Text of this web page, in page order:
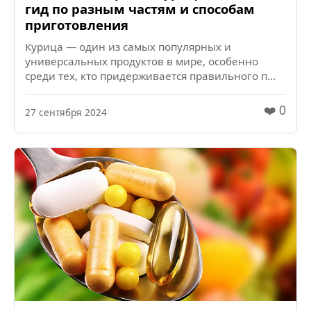
гид по разным частям и способам
приготовления
Курица — один из самых популярных и
универсальных продуктов в мире, особенно
среди тех, кто придерживается правильного п...
27 сентября 2024 ❤️ 0